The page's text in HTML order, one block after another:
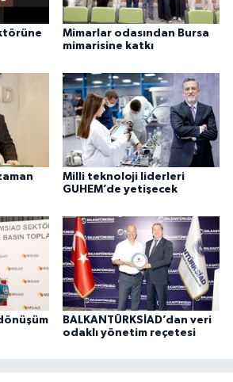
Mimarlar odasından Bursa
mimarisine katkı
Milli teknoloji liderleri
GUHEM’de yetişecek
BALKANTÜRKSİAD’dan veri
odaklı yönetim reçetesi